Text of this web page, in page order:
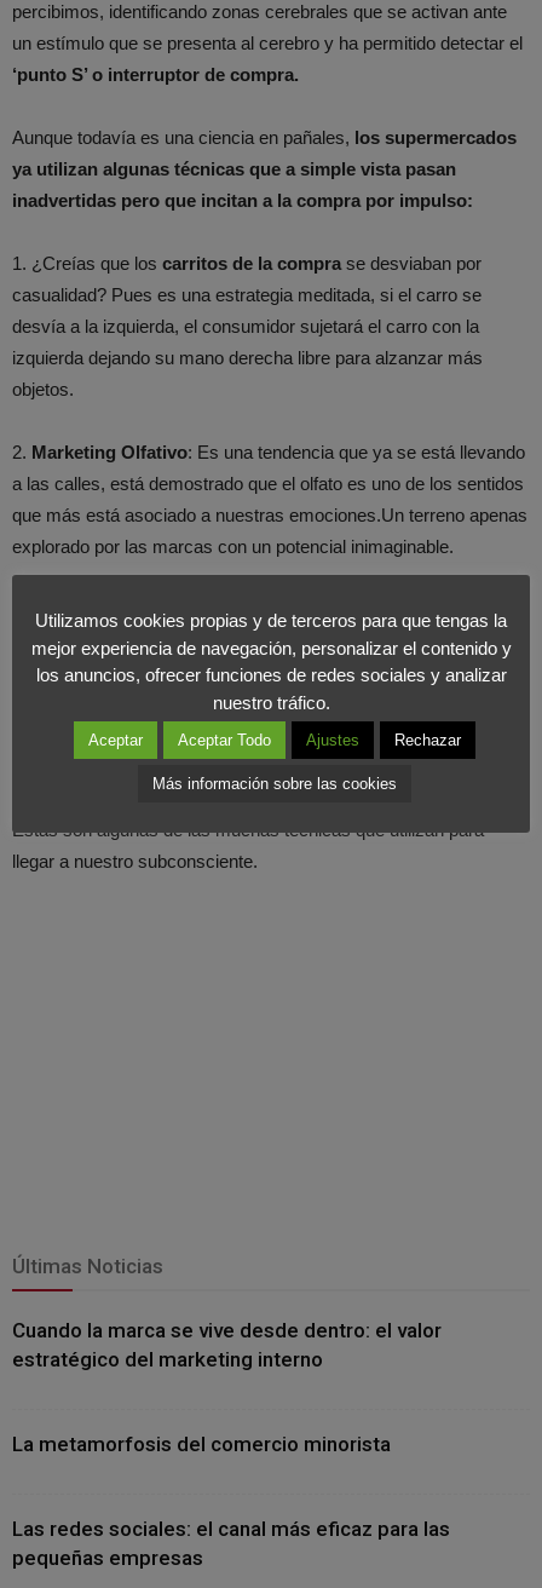
percibimos, identificando zonas cerebrales que se activan ante
un estímulo que se presenta al cerebro y ha permitido detectar el
‘punto S’ o interruptor de compra.
Aunque todavía es una ciencia en pañales, los supermercados
ya utilizan algunas técnicas que a simple vista pasan
inadvertidas pero que incitan a la compra por impulso:
1. ¿Creías que los carritos de la compra se desviaban por
casualidad? Pues es una estrategia meditada, si el carro se
desvía a la izquierda, el consumidor sujetará el carro con la
izquierda dejando su mano derecha libre para alzanzar más
objetos.
2. Marketing Olfativo: Es una tendencia que ya se está llevando
a las calles, está demostrado que el olfato es uno de los sentidos
que más está asociado a nuestras emociones.Un terreno apenas
explorado por las marcas con un potencial inimaginable.
3. Los productos de los lineales se colocan estratégicamente:
Los que van dirigidos a niños se colocan en las estanterías más
bajas, los de primera necesidad lo más alejado posibles (para
recorrer el centro comercial), los productos de marca de
distribuidor del propio comercio pueden cortar lineales de
Estas son algunas de las muchas técnicas que utilizan para
llegar a nuestro subconsciente.
Últimas Noticias
Cuando la marca se vive desde dentro: el valor
estratégico del marketing interno
La metamorfosis del comercio minorista
Las redes sociales: el canal más eficaz para las
pequeñas empresas
Utilizamos cookies propias y de terceros para que tengas la
mejor experiencia de navegación, personalizar el contenido y
los anuncios, ofrecer funciones de redes sociales y analizar
nuestro tráfico.
Aceptar Aceptar Todo Ajustes Rechazar
Más información sobre las cookies